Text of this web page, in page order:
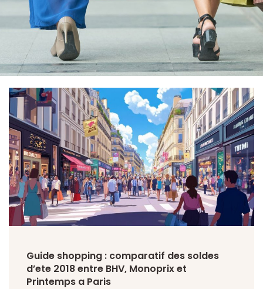
Guide shopping : comparatif des soldes
d’ete 2018 entre BHV, Monoprix et
Printemps a Paris